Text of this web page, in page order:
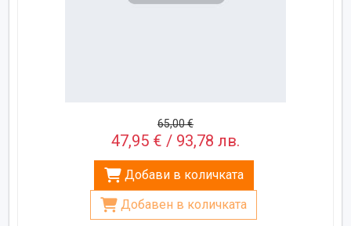
65,00 €
47,95 € / 93,78 лв.
Добави в количката
Добавен в количката